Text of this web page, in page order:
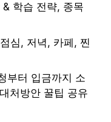
학습 전략, 종목
심, 저녁, 카페, 찐
부터 입금까지 소
처방안 꿀팁 공유